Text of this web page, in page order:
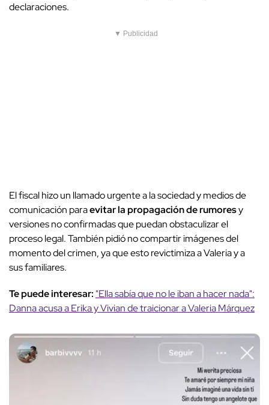
declaraciones.
▼ Publicidad
El fiscal hizo un llamado urgente a la sociedad y medios de
comunicación paraevitar la propagación de rumoresy
versiones no confirmadas que puedan obstaculizar el
proceso legal. También pidió no compartir imágenes del
momento del crimen, ya que esto revictimiza a Valeria y a
sus familiares.
Te puede interesar: "Ella sabía que no le iban a hacer nada":
Danna acusa a Erika y Vivian de traicionar a Valeria Márquez